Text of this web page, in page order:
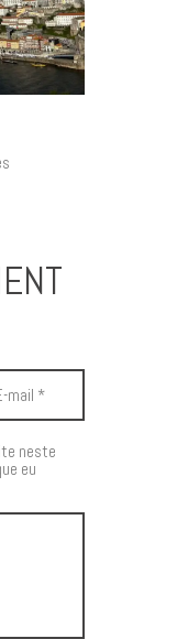
neste
eu